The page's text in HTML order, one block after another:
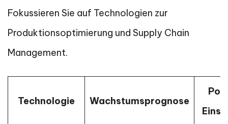
Fokussieren Sie auf Technologien zur
Produktionsoptimierung und Supply Chain
Management.
Technologie Wachstumsprognose